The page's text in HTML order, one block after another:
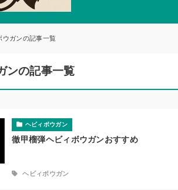
ウガンの記事一覧
ンの記事一覧
ヘビィボウガン
徹甲榴弾ヘビィボウガンおすすめ
ヘビィボウガン